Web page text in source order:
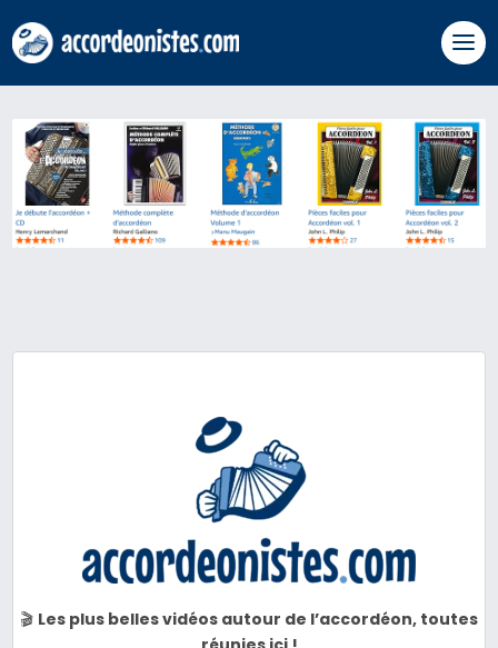
🎬 Les plus belles vidéos autour de l’accordéon, toutes